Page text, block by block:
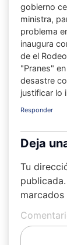
gobierno
ministra,
problema
inaugura
de el
"Pranes"
desastre
justificar lo
Responder
Deja
Tu
publicada.
marcados